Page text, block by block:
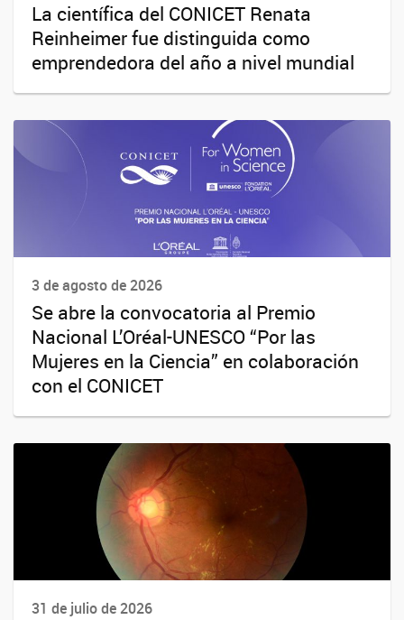
La científica del CONICET Renata
Reinheimer fue distinguida como
emprendedora del año a nivel mundial
3 de agosto de 2026
Se abre la convocatoria al Premio
Nacional L’Oréal-UNESCO “Por las
Mujeres en la Ciencia” en colaboración
con el CONICET
31 de julio de 2026